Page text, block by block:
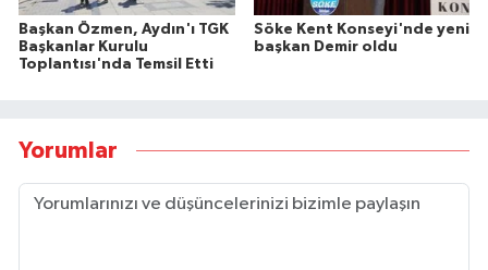
Başkan Özmen, Aydın'ı TGK
Başkanlar Kurulu
Toplantısı'nda Temsil Etti
Söke Kent Konseyi'nde yeni
başkan Demir oldu
Yorumlar